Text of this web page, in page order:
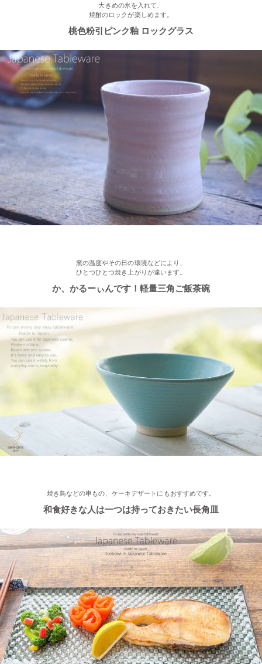
≪新着商品≫ あったか手作りご飯茶碗・湯飲み、入荷しました♪
2023/1/16
≪おすすめ≫ お好み具材の恵方巻♪大きいお皿を囲んで手作りを
楽しみませんか？
2022/12/28
≪再入荷≫ プレゼントにもおすすめ♪ぽってり一珍和花 ご飯茶碗
2022/12/22
2022/12/2
≪おすすめ≫ 美味しいおかずと一緒にパクり♪土鍋で炊いたツヤ
ツヤごはん！
≪おすすめ≫ 小鉢を並べてちょこっと豪華に♪ コロンとかわい
い木ノ葉の小鉢
≪おすすめ≫ 手作りのあたたかさ♪職人の手でそ〜っとくぼませ
たマグカップ
2022/11/22
≪再入荷≫ お待たせしました！窯出し入荷しました♪職人の手で
そ～っとくぼませた変型どんぶり 黒釉ブラック
2022/11/15
≪おすすめ≫ さむ～い朝にあったかスープ♪松助窯 しのぎ 片手
スープカップ
大きめの氷を入れて、
焼酎のロックが楽しめます。
桃色粉引ピンク釉 ロックグラス
窯の温度やその日の環境などにより、
ひとつひとつ焼き上がりが違います。
か、かるーぃんです！軽量三角ご飯茶碗
焼き鳥などの串もの、ケーキデザートにもおすすめです。
和食好きな人は一つは持っておきたい長角皿